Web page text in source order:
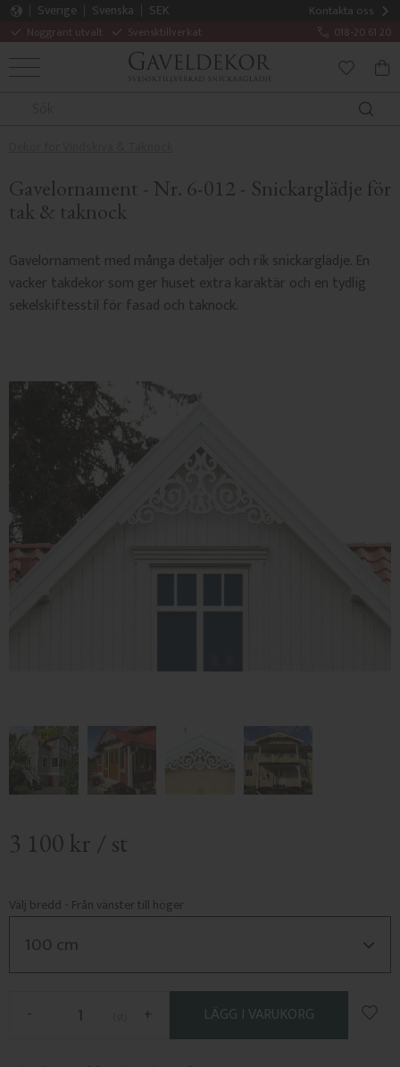
Kontakta oss
Noggrant utvalt Svensktillverkat 018-20 61 20
Sverige Svenska
SEK
MENY
Gavelornament - Nr. 6-012 - Snickarglädje för
tak & taknock
Gavelornament med många detaljer och rik snickarglädje. En
vacker takdekor som ger huset extra karaktär och en tydlig
sekelskiftesstil för fasad och taknock.
3 100 kr / st
Välj bredd - Från vänster till höger
+
-